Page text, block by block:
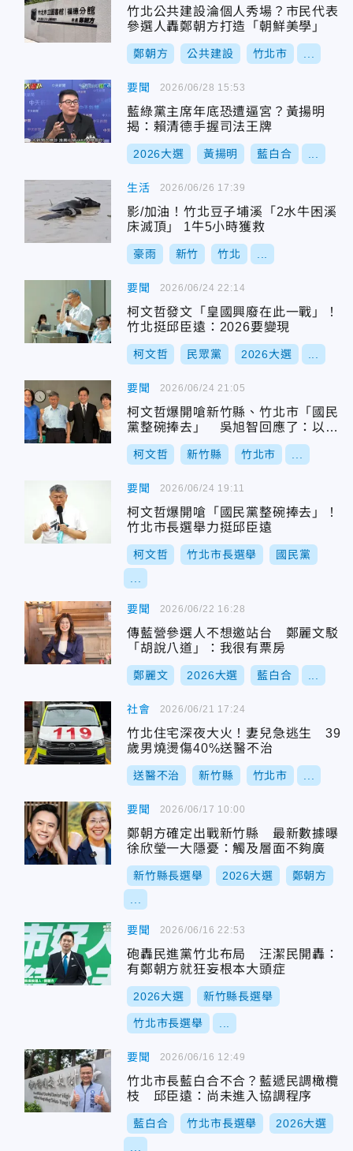
竹北公共建設淪個人秀場？市民代表
參選人轟鄭朝方打造「朝鮮美學」
鄭朝方 公共建設 竹北市
要聞
藍綠黨主席年底恐遭逼宮？黃揚明
揭：賴清德手握司法王牌
2026大選 黃揚明 藍白合
2026/06/28 15:53
生活
影/加油！竹北豆子埔溪「2水牛困溪
床滅頂」 1牛5小時獲救
豪雨 新竹 竹北
2026/06/26 17:39
要聞
柯文哲發文「皇國興廢在此一戰」！
竹北挺邱臣遠：2026要變現
柯文哲 民眾黨 2026大選
2026/06/24 22:14
要聞
柯文哲爆開嗆新竹縣、竹北市「國民
黨整碗捧去」 吳旭智回應了：以民
意為基礎
柯文哲 新竹縣 竹北市
2026/06/24 21:05
要聞
柯文哲爆開嗆「國民黨整碗捧去」！
竹北市長選舉力挺邱臣遠
柯文哲 竹北市長選舉 國民黨
2026/06/24 19:11
要聞
傳藍營參選人不想邀站台 鄭麗文駁
「胡說八道」：我很有票房
鄭麗文 2026大選 藍白合
2026/06/22 16:28
社會
竹北住宅深夜大火！妻兒急逃生 39
歲男燒燙傷40%送醫不治
送醫不治 新竹縣 竹北市
2026/06/21 17:24
要聞
鄭朝方確定出戰新竹縣 最新數據曝
徐欣瑩一大隱憂：觸及層面不夠廣
新竹縣長選舉 2026大選 鄭朝方
2026/06/17 10:00
要聞
砲轟民進黨竹北布局 汪潔民開轟：
有鄭朝方就狂妄根本大頭症
2026大選 新竹縣長選舉
竹北市長選舉
2026/06/16 22:53
要聞
竹北市長藍白合不合？藍遞民調橄欖
枝 邱臣遠：尚未進入協調程序
藍白合 竹北市長選舉 2026大選
2026/06/16 12:49